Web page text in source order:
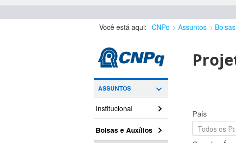
Você está aqui: CNPq Assuntos
ASSUNTOS
Institucional
Bolsas e Auxílios
País